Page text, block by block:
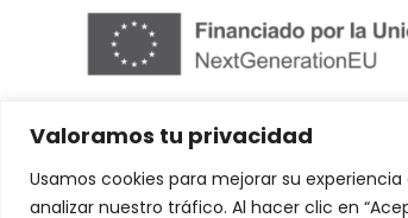
Valoramos tu privacidad
Usamos cookies para mejorar su
analizar nuestro tráfico. Al hacer clic en